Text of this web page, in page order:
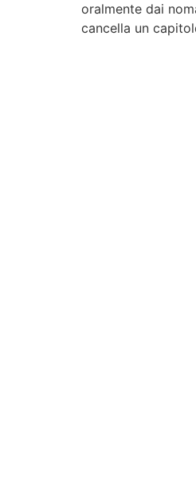
oralmente dai
cancella un